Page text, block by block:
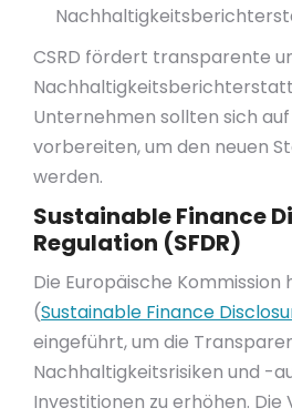
CSRD fördert transparente
Unternehmen sollten sich
vorbereiten, um den neuen
werden.
Sustainable Finance
Regulation (SFDR)
Die Europäische Kommission
(Sustainable Finance
eingeführt, um die
Nachhaltigkeitsrisiken und -
Investitionen zu erhöhen.